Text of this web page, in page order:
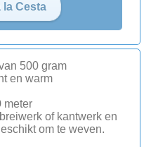
la Cesta
500 gram
en warm
meter
of kantwerk en
om te weven.